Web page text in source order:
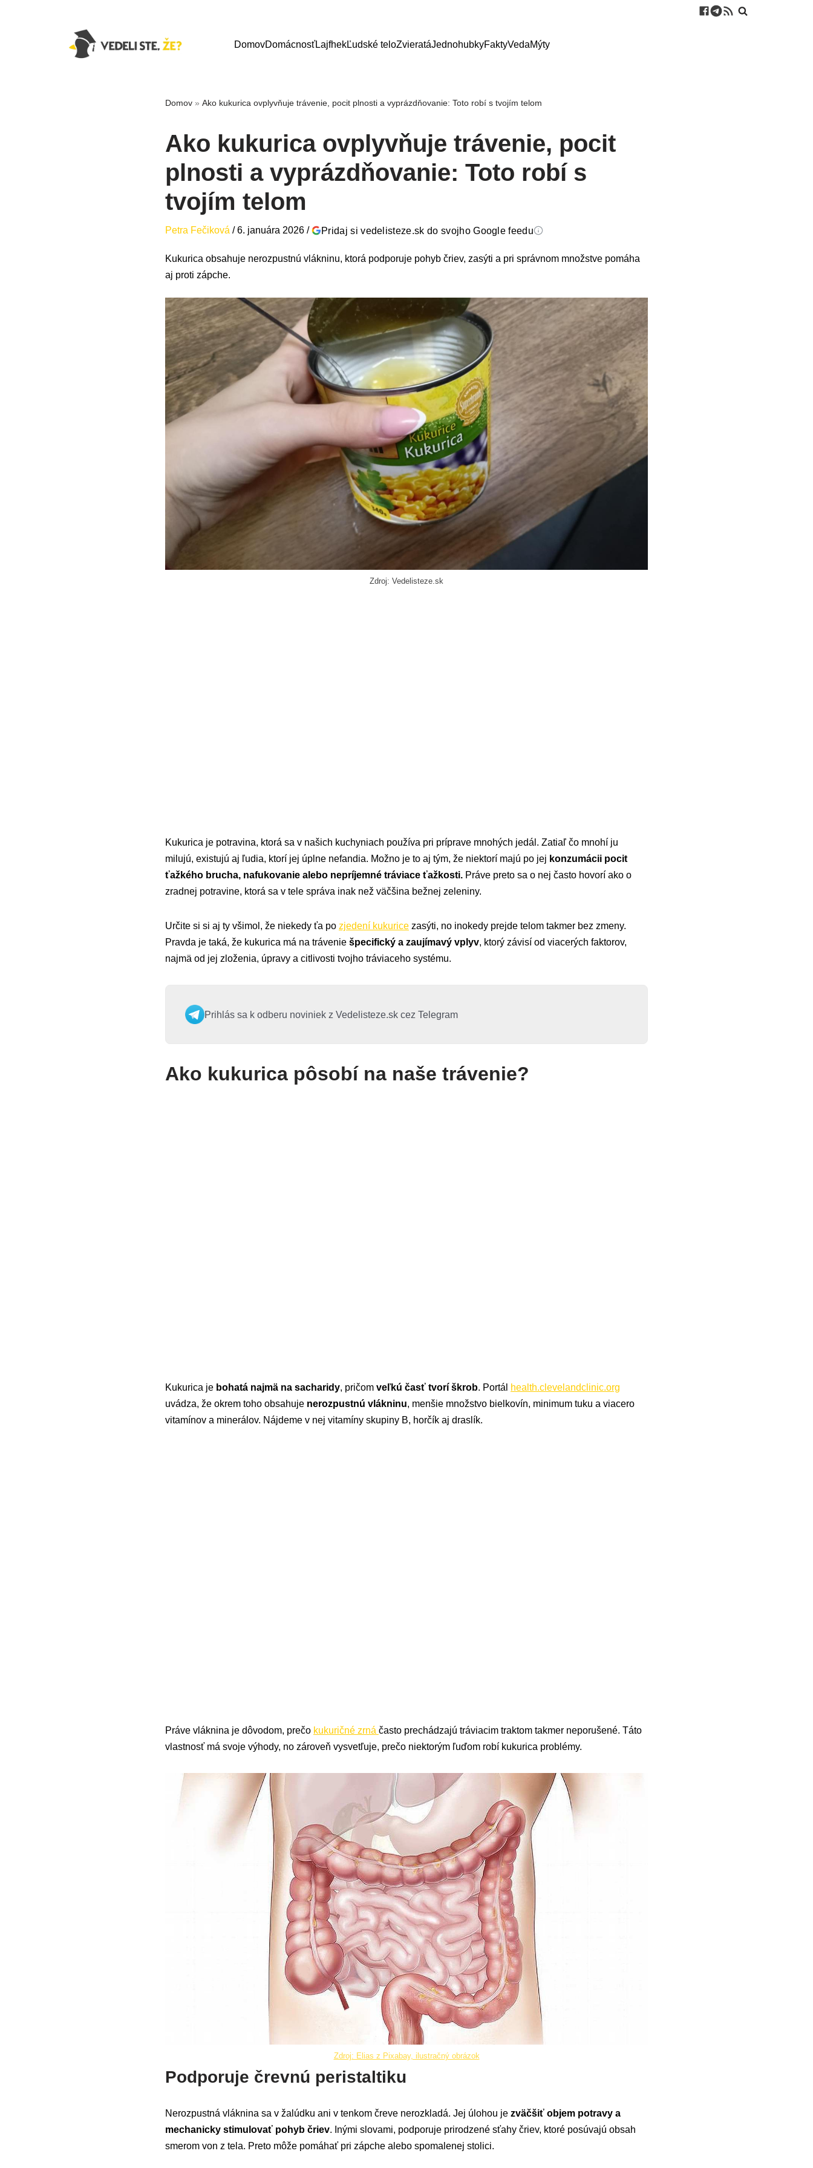
DomovDomácnosťLajfhekĽudské teloZvieratáJednohubkyFaktyVedaMýty
Domov » Ako kukurica ovplyvňuje trávenie, pocit plnosti a vyprázdňovanie: Toto robí s tvojím telom
Ako kukurica ovplyvňuje trávenie, pocit
plnosti a vyprázdňovanie: Toto robí s
tvojím telom
Petra Fečiková /6. januára 2026 / Pridaj si vedelisteze.sk do svojho Google feedu
Kukurica obsahuje nerozpustnú vlákninu, ktorá podporuje pohyb čriev, zasýti a pri správnom množstve pomáha
aj proti zápche.
Zdroj: Vedelisteze.sk
Kukurica je potravina, ktorá sa v našich kuchyniach používa pri príprave mnohých jedál. Zatiaľ čo mnohí ju
milujú, existujú aj ľudia, ktorí jej úplne nefandia. Možno je to aj tým, že niektorí majú po jej konzumácii pocit
ťažkého brucha, nafukovanie alebo nepríjemné tráviace ťažkosti. Práve preto sa o nej často hovorí ako o
zradnej potravine, ktorá sa v tele správa inak než väčšina bežnej zeleniny.
Určite si si aj ty všimol, že niekedy ťa po zjedení kukurice zasýti, no inokedy prejde telom takmer bez zmeny.
Pravda je taká, že kukurica má na trávenie špecifický a zaujímavý vplyv, ktorý závisí od viacerých faktorov,
najmä od jej zloženia, úpravy a citlivosti tvojho tráviaceho systému.
Prihlás sa k odberu noviniek z Vedelisteze.sk cez Telegram
Ako kukurica pôsobí na naše trávenie?
Kukurica je bohatá najmä na sacharidy, pričom veľkú časť tvorí škrob. Portál
health.clevelandclinic.org
uvádza, že okrem toho obsahuje nerozpustnú vlákninu, menšie množstvo bielkovín, minimum tuku a viacero
vitamínov a minerálov. Nájdeme v nej vitamíny skupiny B, horčík aj draslík.
Práve vláknina je dôvodom, prečo kukuričné zrná často prechádzajú tráviacim traktom takmer neporušené. Táto
vlastnosť má svoje výhody, no zároveň vysvetľuje, prečo niektorým ľuďom robí kukurica problémy.
Zdroj: Elias z Pixabay, ilustračný obrázok
Podporuje črevnú peristaltiku
Nerozpustná vláknina sa v žalúdku ani v tenkom čreve nerozkladá. Jej úlohou je zväčšiť objem potravy a
mechanicky stimulovať pohyb čriev. Inými slovami, podporuje prirodzené sťahy čriev, ktoré posúvajú obsah
smerom von z tela. Preto môže pomáhať pri zápche alebo spomalenej stolici.